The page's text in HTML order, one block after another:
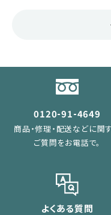
0120-91-4649
商品・修理・配送などに関
ご質問をお電話で。
よくある質問